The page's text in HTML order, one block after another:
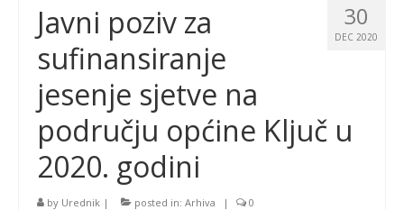
30
DEC 2020
Javni poziv za
sufinansiranje
jesenje sjetve na
području općine Ključ u
2020. godini
by Urednik | posted in: Arhiva | 0